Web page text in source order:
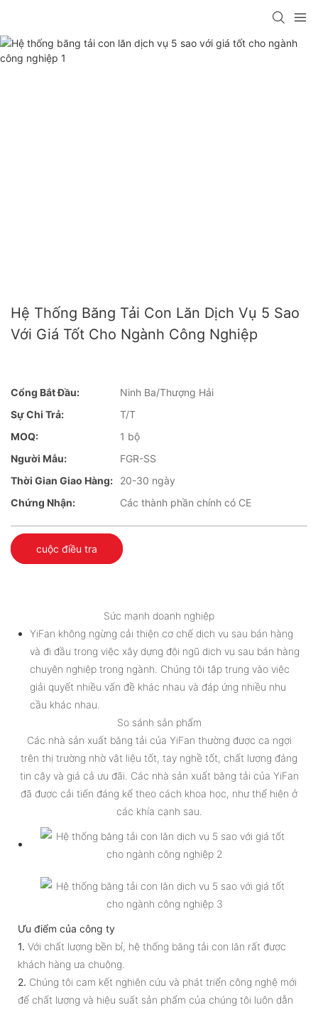
Hệ Thống Băng Tải Con Lăn Dịch Vụ 5 Sao
Với Giá Tốt Cho Ngành Công Nghiệp
Cổng Bắt Đầu:
Ninh Ba/Thượng Hải
Sự Chi Trả:
T/T
MOQ:
1 bộ
Người Mẫu:
FGR-SS
Thời Gian Giao Hàng:
20-30 ngày
Chứng Nhận:
Các thành phần chính có CE
cuộc điều tra
Sức mạnh doanh nghiệp
YiFan không ngừng cải thiện cơ chế dịch vụ sau bán hàng
và đi đầu trong việc xây dựng đội ngũ dịch vụ sau bán hàng
chuyên nghiệp trong ngành. Chúng tôi tập trung vào việc
giải quyết nhiều vấn đề khác nhau và đáp ứng nhiều nhu
cầu khác nhau.
So sánh sản phẩm
Các nhà sản xuất băng tải của YiFan thường được ca ngợi
trên thị trường nhờ vật liệu tốt, tay nghề tốt, chất lượng đáng
tin cậy và giá cả ưu đãi. Các nhà sản xuất băng tải của YiFan
đã được cải tiến đáng kể theo cách khoa học, như thể hiện ở
các khía cạnh sau.
Ưu điểm của công ty
1. Với chất lượng bền bỉ, hệ thống băng tải con lăn rất được
khách hàng ưa chuộng.
2. Chúng tôi cam kết nghiên cứu và phát triển công nghệ mới
để chất lượng và hiệu suất sản phẩm của chúng tôi luôn dẫn